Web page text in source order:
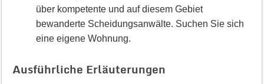
über kompetente und auf diesem Gebiet
bewanderte Scheidungsanwälte. Suchen Sie sich
eine eigene Wohnung.
Ausführliche Erläuterungen